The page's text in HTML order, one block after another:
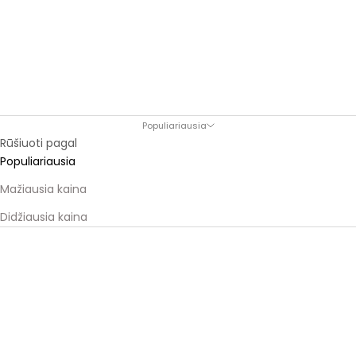
Populiariausia
Rūšiuoti pagal
Populiariausia
Mažiausia kaina
Didžiausia kaina